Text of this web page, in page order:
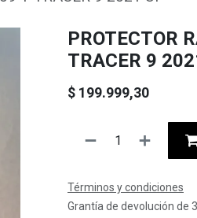
PROTECTOR
TRACER 9
$ 199.999,30
Términos y condiciones
Grantía de devolución de